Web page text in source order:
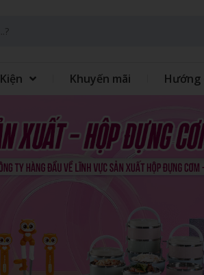
QUÀ TẶNG 8 THÁNG 3
GIFT
THU
TÍCH ĐIỆN MINI CẦM
QUẠT
- SỔ BÌA DA VÒNG
GIA DỤNG MÓC
NHIỆT BỘ
Khuyến mãi Hướng